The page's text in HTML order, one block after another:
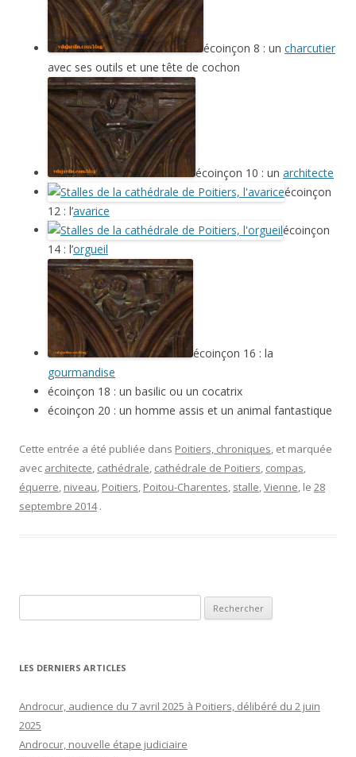
écoinçon 8 : un charcutier
avec ses outils et une tête de cochon
écoinçon 10 : un architecte
écoinçon
12 : l’avarice
écoinçon
14 : l’orgueil
écoinçon 16 : la
gourmandise
écoinçon 18 : un basilic ou un cocatrix
écoinçon 20 : un homme assis et un animal fantastique
Cette entrée a été publiée dans Poitiers, chroniques, et marquée
avec architecte, cathédrale, cathédrale de Poitiers, compas,
équerre, niveau, Poitiers, Poitou-Charentes, stalle,Vienne, le 28
septembre 2014 .
LES DERNIERS ARTICLES
Androcur, audience du 7 avril 2025 à Poitiers, délibéré du 2 juin
2025
Androcur, nouvelle étape judiciaire